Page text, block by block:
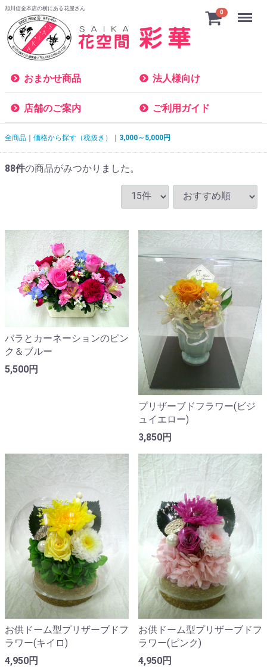
旭川信金本店の横にある花屋さん
0
おまかせ商品 法人様向け
店舗のご案内 ご利用ガイド
Menu
全商品 価格から探す（税抜き） 3,000～5,000円
88件の商品がみつかりました。
バラとカーネーションのピン
ク＆ブルー
5,500円
プリザーブドフラワー(ビジ
ュイエロー)
3,850円
お供ドーム型プリザーブドフ
ラワー(キイロ)
4,950円
お供ドーム型プリザーブドフ
ラワー(ピンク)
4,950円